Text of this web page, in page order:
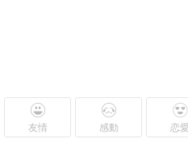
友情 感動 恋愛